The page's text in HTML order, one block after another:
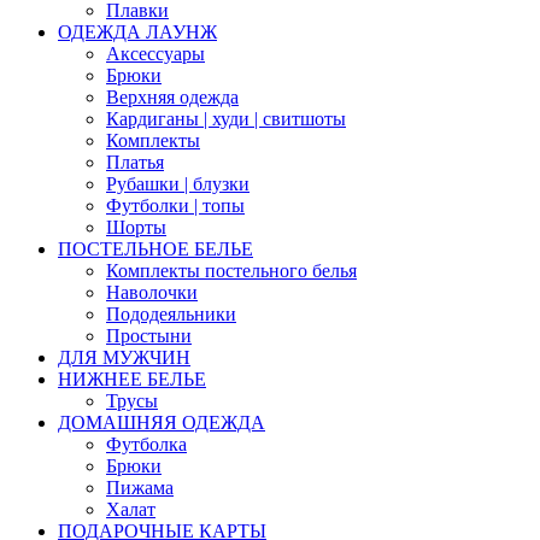
Плавки
ОДЕЖДА ЛАУНЖ
Аксессуары
Брюки
Верхняя одежда
Кардиганы | худи | свитшоты
Комплекты
Платья
Рубашки | блузки
Футболки | топы
Шорты
ПОСТЕЛЬНОЕ БЕЛЬЕ
Комплекты постельного белья
Наволочки
Пододеяльники
Простыни
ДЛЯ МУЖЧИН
НИЖНЕЕ БЕЛЬЕ
Трусы
ДОМАШНЯЯ ОДЕЖДА
Футболка
Брюки
Пижама
Халат
ПОДАРОЧНЫЕ КАРТЫ